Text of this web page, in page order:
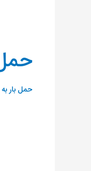
حمل بار
حمل
بار
استان